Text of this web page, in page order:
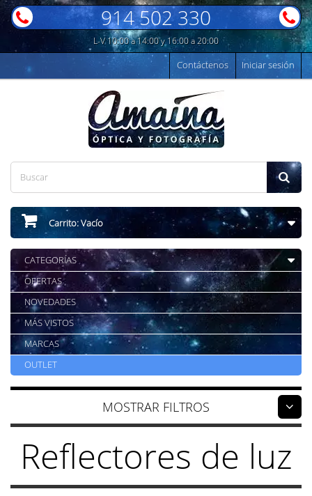
914 502 330
L-V 10:00 a 14:00 y 16:00 a 20:00
Iniciar sesión
Contáctenos
Carrito:Vacío
CATEGORÍAS
OFERTAS
NOVEDADES
MÁS VISTOS
MARCAS
OUTLET
FILTROS
Reflectores de luz